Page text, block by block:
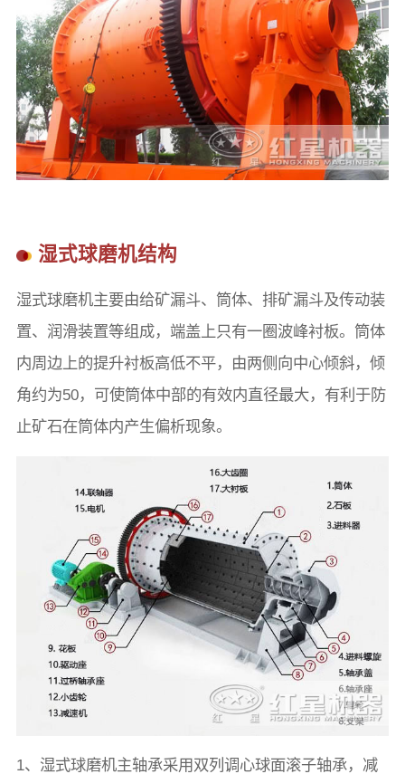
湿式球磨机结构
湿式球磨机主要由给矿漏斗、筒体、排矿漏斗及传动装
置、润滑装置等组成，端盖上只有一圈波峰衬板。筒体
内周边上的提升衬板高低不平，由两侧向中心倾斜，倾
角约为50，可使筒体中部的有效内直径最大，有利于防
止矿石在筒体内产生偏析现象。
1、湿式球磨机主轴承采用双列调心球面滚子轴承，减